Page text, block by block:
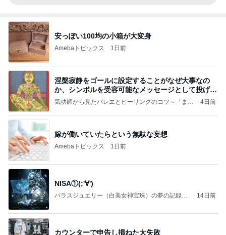
安っぽい100均の小箱が大変身
Amebaトピックス 1日前
涅槃寂静をゴールに設定することがなぜ大事なの
か、シンボルを受容可能なメッセージとして投げる
ことが
気功師から見たバレエとヒーリングのコツ～「まと
4日前
嫁が働いていたらという無駄な妄想
Amebaトピックス 1日前
NISA①(;'∀')
パラスジュエリー（白美女神宝珠）の夢の記録
14日前
カウンターで申告し損ねた大失敗